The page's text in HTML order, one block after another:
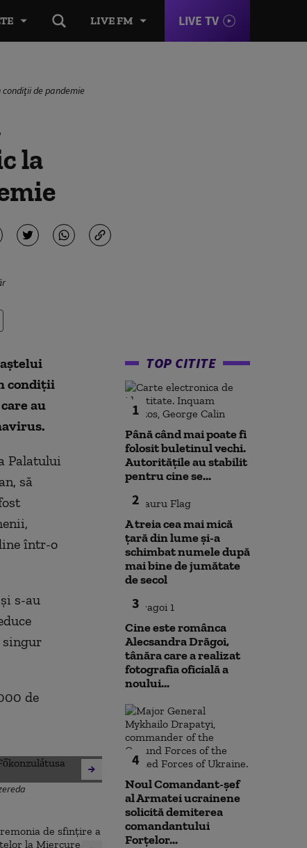
LIVE FM LIVE TV
condiţii de pandemie
la
condiții
au
Palatului
să
într-o
s-au
singur
de
TOP CITITE
1
Până când mai poate fi
folosit buletinul vechi.
Autoritățile au stabilit
pentru cine se...
2
A treia cea mai mică
țară din lume și-a
schimbat numele după
mai bine de jumătate
de secol
3
Cine este românca
Alecsandra Drăgoi,
tânăra care a realizat
fotografia oficială a
noului...
4
Noul Comandant-șef
al Armatei ucrainene
solicită demiterea
comandantului
Forțelor...